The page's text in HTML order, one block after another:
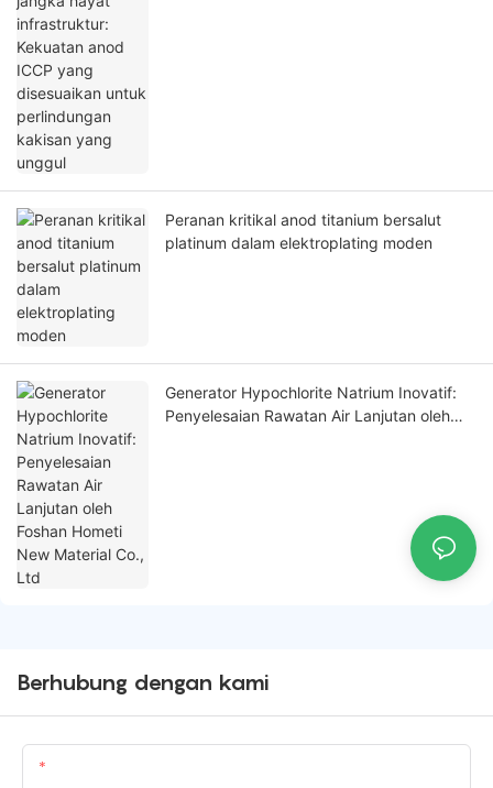
Peranan kritikal anod titanium bersalut
platinum dalam elektroplating moden
Generator Hypochlorite Natrium Inovatif:
Penyelesaian Rawatan Air Lanjutan oleh
Berhubung dengan kami